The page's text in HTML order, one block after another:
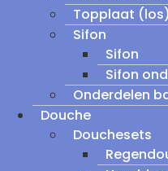
Topplaat (los)
Sifon
Sifon
Sifon
Onderdelen
Douche
Douchesets